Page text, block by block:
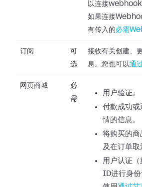
以连接webhook
如果连接
有传入的必需
订阅
可
选
接收有关创建、
息。您也可以通
网页商城
必
需
用户验证。
付款成功或
情的信息。
将购买的商
及在订单取
用户认证
ID进行身